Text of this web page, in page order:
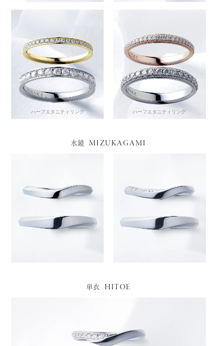
ハーフエタニティリング ハーフエタニティリング
水鏡 MIZUKAGAMI
単衣 HITOE